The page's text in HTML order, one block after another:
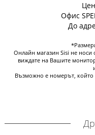
Офис
До
Онлайн магазин Sisi не носи
виждате на Вашите
Възможно е номерът, който